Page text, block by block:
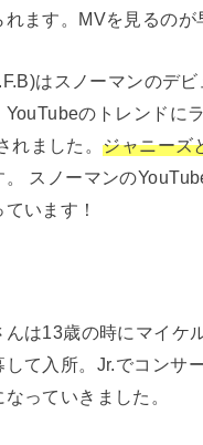
ます。MVを見るのが
はスノーマンのデ
のトレンドに
れました。ジャニーズ
スノーマンの
います！
は13歳の時にマイケ
て入所。Jr.でコンサ
っていきました。